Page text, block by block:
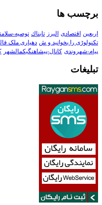
برچسب ها
اربعین اقتصادی البرز تابناك توصیه-
تکنولوڑی را بخوانید و ش دهیاری ملک
پیام-شهروندی کانال-پیشاهنگیکمالشهر
تبلیغات